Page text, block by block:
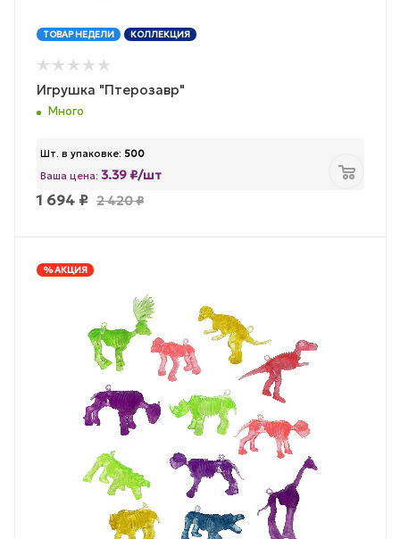
ТОВАР НЕДЕЛИ КОЛЛЕКЦИЯ
Игрушка "Птерозавр"
Много
Шт. в упаковке: 500
Ваша цена: 3.39 ₽/шт
1 694 ₽ 2 420₽
% АКЦИЯ